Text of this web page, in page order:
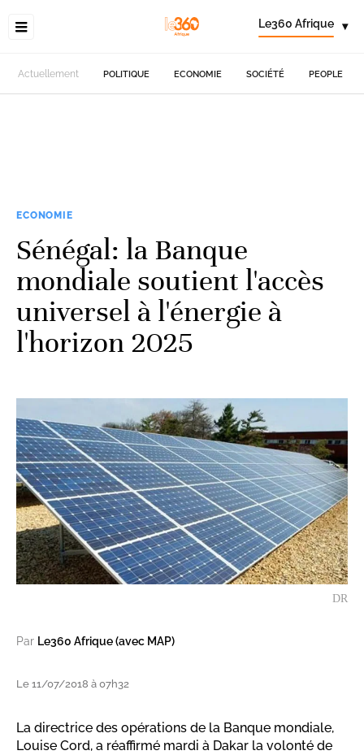
Le360 Afrique ▾
Actuellement POLITIQUE ECONOMIE SOCIÉTÉ PEOPLE
ECONOMIE
Sénégal: la Banque
mondiale soutient l'accès
universel à l'énergie à
l'horizon 2025
DR
Par Le360 Afrique (avec MAP)
Le 11/07/2018 à 07h32
La directrice des opérations de la Banque mondiale,
Louise Cord, a réaffirmé mardi à Dakar la volonté de